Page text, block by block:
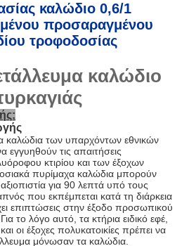
καλώδιο 0,6/1
προσαραγμένου
τροφοδοσίας
καλώδιο
καλώδια των υπαρχόντων εθνικών
τις απαιτήσεις
κτιρίου και των έξοχων
πυρίμαχα καλώδια μπορούν
για 90 λεπτά υπό τους
που εκπέμπεται κατά τη διάρκεια
επιπτώσεις στην έξοδο προσωπικού
το λόγο αυτό, τα κτήρια ειδικό εφέ,
οι έξοχες πολυκατοικίες πρέπει να
μόνωσαν τα καλώδια.